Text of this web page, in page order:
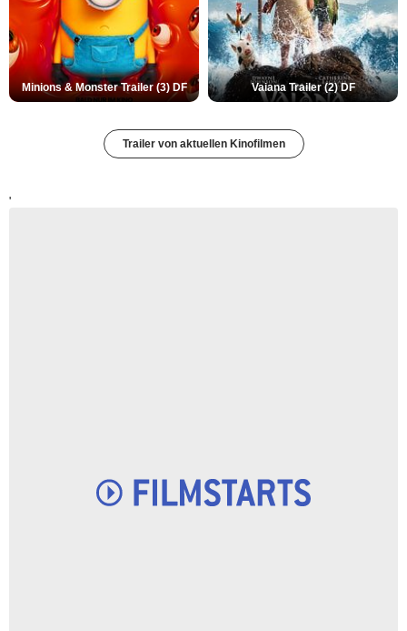
Minions & Monster Trailer (3) DF Vaiana Trailer (2) DF
Trailer von aktuellen Kinofilmen
'